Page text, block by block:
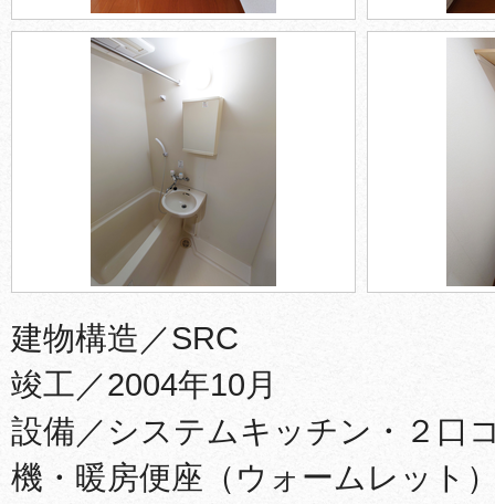
建物構造／SRC
竣工／2004年10月
設備／システムキッチン・２口
機・暖房便座（ウォームレット